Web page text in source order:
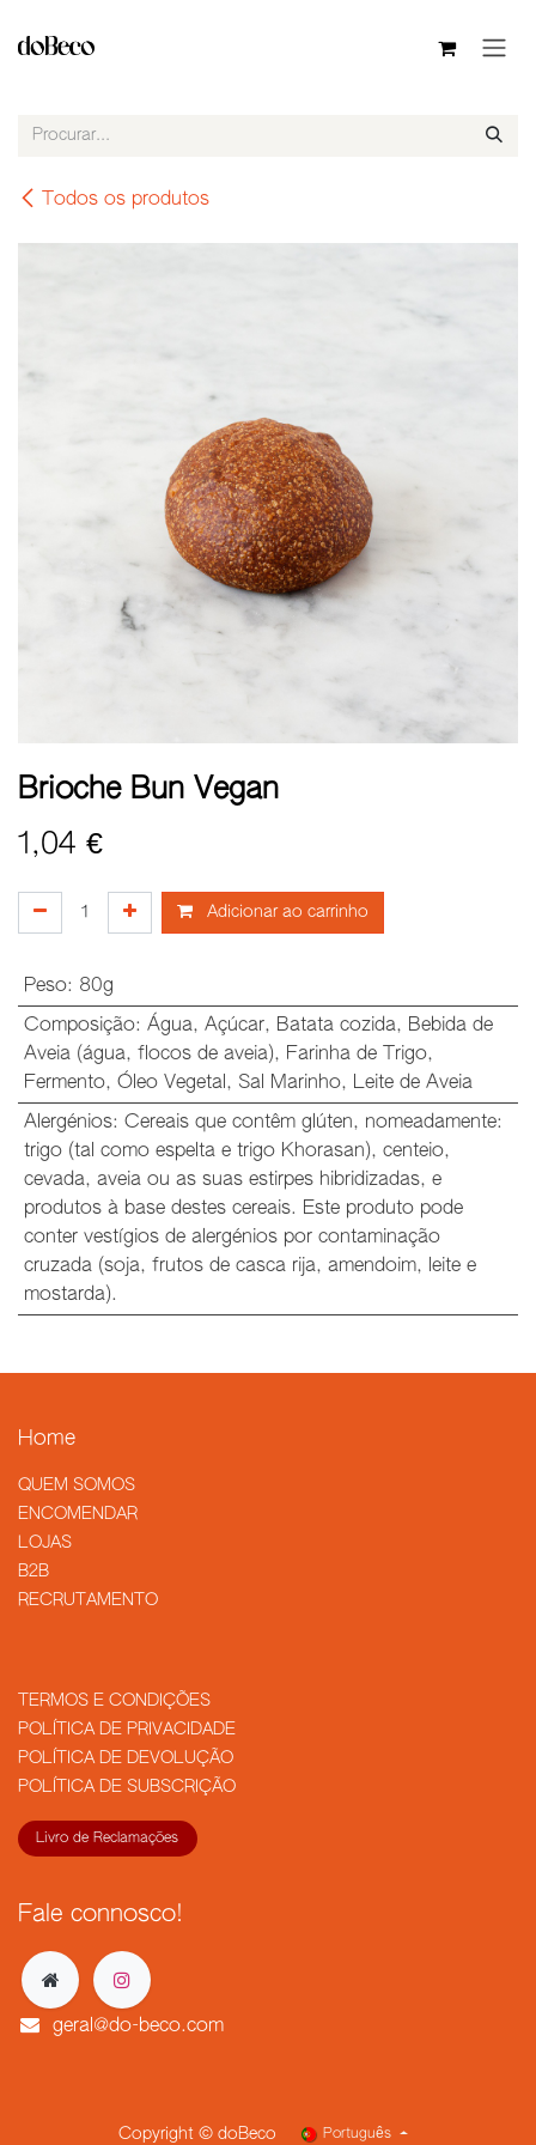
Todos os produtos
Brioche Bun Vegan
1,04 €
Adicionar ao carrinho
Peso: 80g
Composição: Água, Açúcar, Batata cozida, Bebida de
Aveia (água, flocos de aveia), Farinha de Trigo,
Fermento, Óleo Vegetal , Sal Marinho, Leite de Aveia
Alergénios: Cereais que contêm glúten, nomeadamente:
trigo (tal como espelta e trigo Khorasan), centeio,
cevada, aveia ou as suas estirpes hibridizadas, e
produtos à base destes cereais. Este produto pode
conter vestígios de alergénios por contaminação
cruzada (soja, frutos de casca rija, amendoim, leite e
mostarda).
Home
QUEM SOMOS
​ENCOMENDAR
LOJAS
B2B
RECRUTAMENTO
TERMOS E CONDIÇÕES
POLÍTICA DE PRIVACIDADE
POLÍTICA DE DEVOLUÇÃO
POLÍTICA DE SUBSCRIÇÃO
Livro de Reclamações
Fale connosco!
geral@do-beco.com
Copyright © doBeco Português